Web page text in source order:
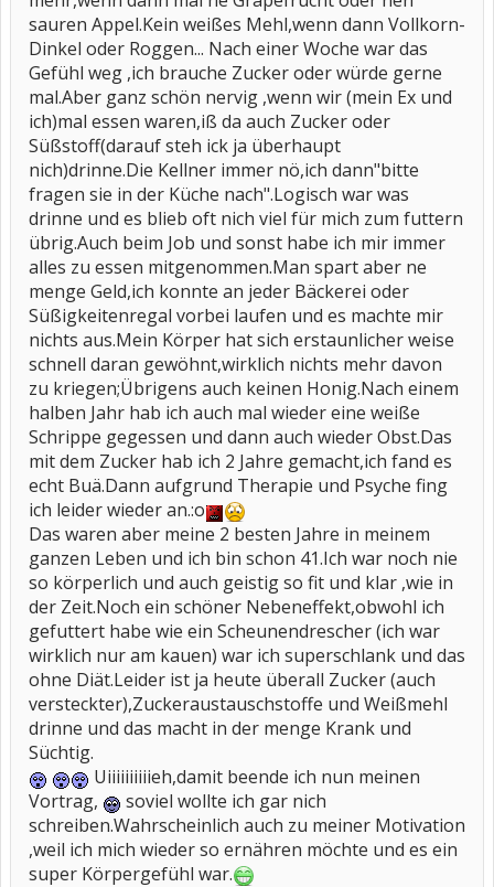
sauren Appel.Kein weißes Mehl,wenn dann Vollkorn-
Dinkel oder Roggen... Nach einer Woche war das
Gefühl weg ,ich brauche Zucker oder würde gerne
mal.Aber ganz schön nervig ,wenn wir (mein Ex und
ich)mal essen waren,iß da auch Zucker oder
Süßstoff(darauf steh ick ja überhaupt
nich)drinne.Die Kellner immer nö,ich dann"bitte
fragen sie in der Küche nach".Logisch war was
drinne und es blieb oft nich viel für mich zum futtern
übrig.Auch beim Job und sonst habe ich mir immer
alles zu essen mitgenommen.Man spart aber ne
menge Geld,ich konnte an jeder Bäckerei oder
Süßigkeitenregal vorbei laufen und es machte mir
nichts aus.Mein Körper hat sich erstaunlicher weise
schnell daran gewöhnt,wirklich nichts mehr davon
zu kriegen;Übrigens auch keinen Honig.Nach einem
halben Jahr hab ich auch mal wieder eine weiße
Schrippe gegessen und dann auch wieder Obst.Das
mit dem Zucker hab ich 2 Jahre gemacht,ich fand es
echt Buä.Dann aufgrund Therapie und Psyche fing
ich leider wieder an.:o
Das waren aber meine 2 besten Jahre in meinem
ganzen Leben und ich bin schon 41.Ich war noch nie
so körperlich und auch geistig so fit und klar ,wie in
der Zeit.Noch ein schöner Nebeneffekt,obwohl ich
gefuttert habe wie ein Scheunendrescher (ich war
wirklich nur am kauen) war ich superschlank und das
ohne Diät.Leider ist ja heute überall Zucker (auch
versteckter),Zuckeraustauschstoffe und Weißmehl
drinne und das macht in der menge Krank und
Süchtig.
Uiiiiiiiiiieh,damit beende ich nun meinen
Vortrag,
soviel wollte ich gar nich
schreiben.Wahrscheinlich auch zu meiner Motivation
,weil ich mich wieder so ernähren möchte und es ein
super Körpergefühl war.